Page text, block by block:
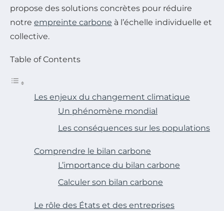
propose des solutions concrètes pour réduire
notre empreinte carbone à l’échelle individuelle et
collective.
Table of Contents
Les enjeux du changement climatique
Un phénomène mondial
Les conséquences sur les populations
Comprendre le bilan carbone
L’importance du bilan carbone
Calculer son bilan carbone
Le rôle des États et des entreprises